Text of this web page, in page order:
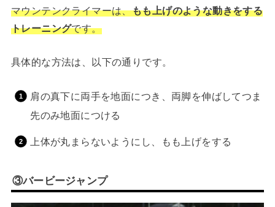
マウンテンクライマーは、もも上げのような動きをする
トレーニングです。
具体的な方法は、以下の通りです。
肩の真下に両手を地面につき、両脚を伸ばしてつま
先のみ地面につける
上体が丸まらないようにし、もも上げをする
③バービージャンプ